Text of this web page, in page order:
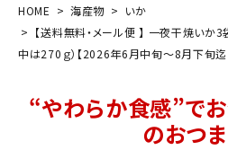
ログイン 会員登録
HOME 海産物
いか
【送料無料・メール便 】 一夜干焼い
中は270ｇ）【2026年6月中旬～8月下旬迄
“やわらか食感”で
のおつま